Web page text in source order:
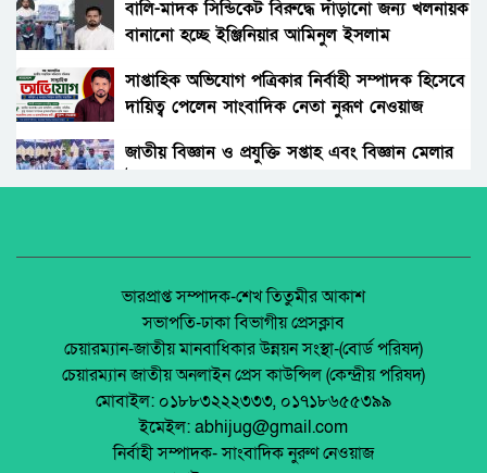
স্মৃতি পদক-২০২৪”প্রদান
প্রায় অর্ধ শতাব্দী পরে বিরল এক সূর্যগ্রহণের সাক্ষী
হতে চলেছে বিশ্ব
ফোল্ডিং ফোন আনতে যাচ্ছে ‘অ্যাপল’
মেসেঞ্জারে পাঠানো মেসেজ এডিট করা যাবে।
ফেসবুকের কয়েকটি প্রজন্ম…
বালি-মাদক সিন্ডিকেট বিরুদ্ধে দাঁড়ানো জন্য খলনায়ক
বানানো হচ্ছে ইঞ্জিনিয়ার আমিনুল ইসলাম
সাপ্তাহিক অভিযোগ পত্রিকার নির্বাহী সম্পাদক হিসেবে
দায়িত্ব পেলেন সাংবাদিক নেতা নুরূণ নেওয়াজ
জাতীয় বিজ্ঞান ও প্রযুক্তি সপ্তাহ এবং বিজ্ঞান মেলার
জেলা আইন-শৃৃঙ্খলা কমিটির মাসিক সভা অনুষ্ঠিত।
পলাশবাড়ীতে এমইপি গ্রুপের মতবিনিময় সভা
অনুষ্ঠিত।
জুলাই সনদ বাস্তবায়ন নিয়ে প্রশ্ন: রংপুরে ১১ দলের
বিক্ষোভ
ভারপ্রাপ্ত সম্পাদক-শেখ তিতুমীর আকাশ
সভাপতি-ঢাকা বিভাগীয় প্রেসক্লাব
চেয়ারম্যান-জাতীয় মানবাধিকার উন্নয়ন সংস্থা-(বোর্ড পরিষদ)
চেয়ারম্যান জাতীয় অনলাইন প্রেস কাউন্সিল (কেন্দ্রীয় পরিষদ)
মোবাইল: ০১৮৮৩২২২৩৩৩, ০১৭১৮৬৫৫৩৯৯
ইমেইল: abhijug@gmail.com
নির্বাহী সম্পাদক- সাংবাদিক নুরুণ নেওয়াজ